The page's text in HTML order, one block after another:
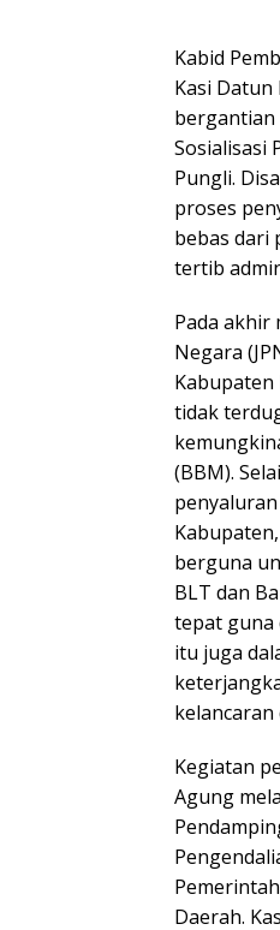
Kabid
Kasi Datun
bergantian
Sosialisasi
Pungli.
proses
bebas dari
tertib
Pada akhir
Negara
Kabupaten
tidak
(BBM).
berguna
BLT dan
tepat guna
itu juga
Kegiatan
Agung
Daerah.